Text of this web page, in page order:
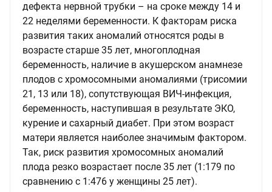
дефекта нервной трубки – на сроке между 14 и
22 неделями беременности. К факторам риска
развития таких аномалий относятся роды в
возрасте старше 35 лет, многоплодная
беременность, наличие в акушерском анамнезе
плодов с хромосомными аномалиями (трисомии
21, 13 или 18), сопутствующая ВИЧ-инфекция,
беременность, наступившая в результате ЭКО,
курение и сахарный диабет. При этом возраст
матери является наиболее значимым фактором.
Так, риск развития хромосомных аномалий
плода резко возрастает после 35 лет (1:179 по
сравнению с 1:476 у женщины 25 лет).